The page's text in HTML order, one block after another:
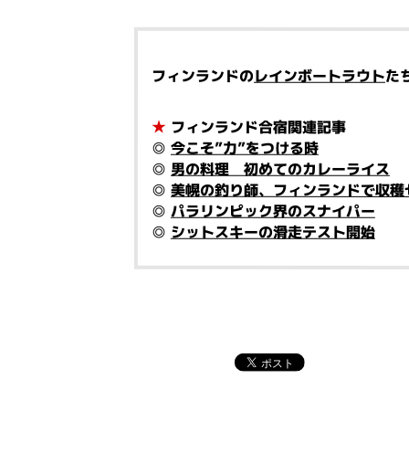
フィンランドのレインボートラウトた
★ フィンランド合宿関連記事
◎ 今こそ”力”をつける時
◎ 男の料理 初めてのカレーライス
◎ 美幌の釣り師、フィンランドで収穫
◎ パラリンピック界のスナイパー
◎ シットスキーの滑走テスト開始